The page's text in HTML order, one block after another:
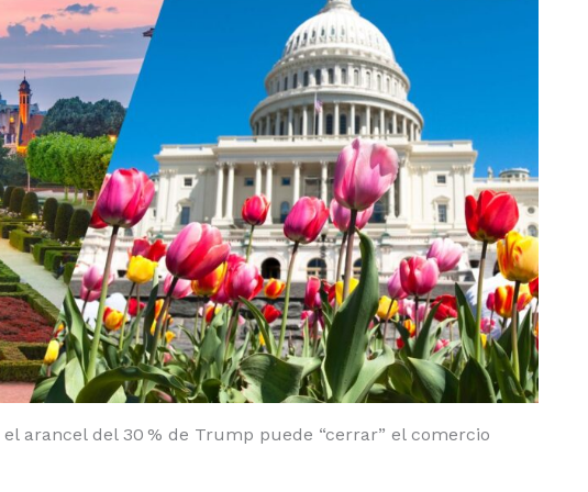
ti
arancel del 30 % de Trump puede “cerrar” el comercio